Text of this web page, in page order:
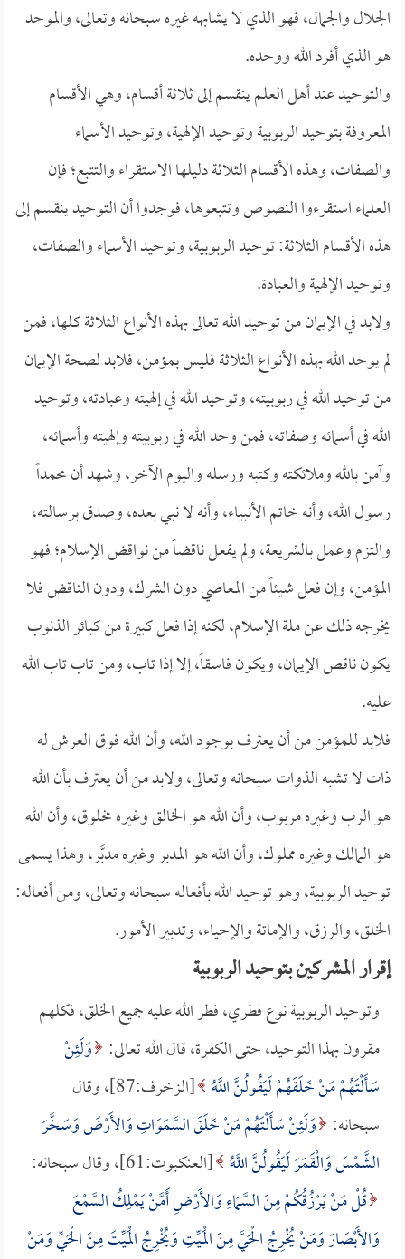
الجلال والجمال، فهو الذي لا يشابهه غيره سبحانه وتعالى، والموحد
هو الذي أفرد الله ووحده.
والتوحيد عند أهل العلم ينقسم إلى ثلاثة أقسام، وهي الأقسام
المعروفة بتوحيد الربوبية وتوحيد الإلهية، وتوحيد الأسماء
والصفات، وهذه الأقسام الثلاثة دليلها الاستقراء والتتبع؛ فإن
العلماء استقرءوا النصوص وتتبعوها، فوجدوا أن التوحيد ينقسم إلى
هذه الأقسام الثلاثة: توحيد الربوبية، وتوحيد الأسماء والصفات،
وتوحيد الإلهية والعبادة.
ولابد في الإيمان من توحيد الله تعالى بهذه الأنواع الثلاثة كلها، فمن
لم يوحد الله بهذه الأنواع الثلاثة فليس بمؤمن، فلابد لصحة الإيمان
من توحيد الله في ربوبيته، وتوحيد الله في إلهيته وعبادته، وتوحيد
الله في أسمائه وصفاته، فمن وحد الله في ربوبيته وإلهيته وأسمائه،
وآمن بالله وملائكته وكتبه ورسله واليوم الآخر، وشهد أن محمداً
رسول الله، وأنه خاتم الأنبياء، وأنه لا نبي بعده، وصدق برسالته،
والتزم وعمل بالشريعة، ولم يفعل ناقضاً من نواقض الإسلام؛ فهو
المؤمن، وإن فعل شيئاً من المعاصي دون الشرك، ودون الناقض فلا
يخرجه ذلك عن ملة الإسلام، لكنه إذا فعل كبيرة من كبائر الذنوب
يكون ناقص الإيمان، ويكون فاسقاً، إلا إذا تاب، ومن تاب تاب الله
عليه.
فلابد للمؤمن من أن يعترف بوجود الله، وأن الله فوق العرش له
ذات لا تشبه الذوات سبحانه وتعالى، ولابد من أن يعترف بأن الله
هو الرب وغيره مربوب، وأن الله هو الخالق وغيره مخلوق، وأن الله
هو المالك وغيره مملوك، وأن الله هو المدبر وغيره مدبَّر، وهذا يسمى
توحيد الربوبية، وهو توحيد الله بأفعاله سبحانه وتعالى، ومن أفعاله:
الخلق، والرزق، والإماتة والإحياء، وتدبير الأمور.
إقرار المشركين بتوحيد الربوبية
وتوحيد الربوبية نوع فطري، فطر الله عليه جميع الخلق، فكلهم
مقرون بهذا التوحيد، حتى الكفرة، قال الله تعالى: وَلَئِنْ
سَأَلْتَهُمْ مَنْ خَلَقَهُمْ لَيَقُولُنَّ اللَّهُ
[الزخرف:87]، وقال
سبحانه: وَلَئِنْ سَأَلْتَهُمْ مَنْ خَلَقَ السَّمَوَاتِ وَالأَرْضَ وَسَخَّرَ
الشَّمْسَ وَالْقَمَرَ لَيَقُولُنَّ اللَّهُ [العنكبوت:61]، وقال سبحانه:
قُلْ مَنْ يَرْزُقُكُمْ مِنَ السَّمَاءِ وَالأَرْضِ أَمَّنْ يَمْلِكُ السَّمْعَ
وَالأَبْصَارَ وَمَنْ يُخْرِجُ الْحَيَّ مِنَ الْمَيِّتِ وَيُخْرِجُ الْمَيِّتَ مِنَ الْحَيِّ وَمَنْ